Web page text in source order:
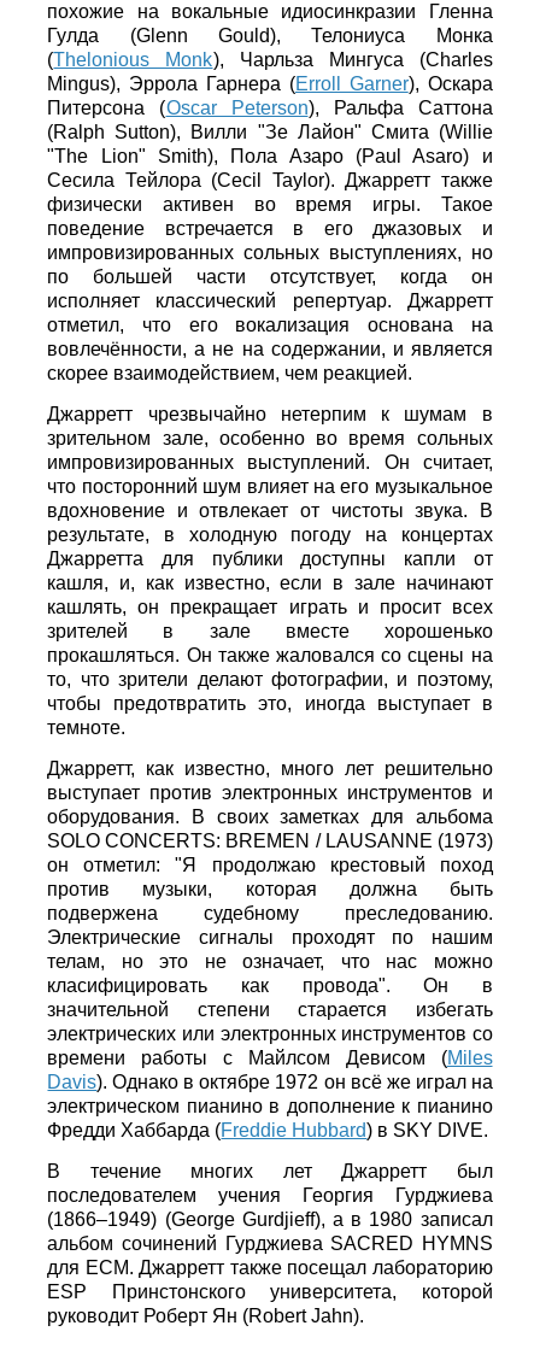
похожие на вокальные идиосинкразии Гленна
Гулда (Glenn Gould), Телониуса Монка
(Thelonious Monk), Чарльза Мингуса (Charles
Mingus), Эррола Гарнера (Erroll Garner), Оскара
Питерсона (Oscar Peterson), Ральфа Саттона
(Ralph Sutton), Вилли "Зе Лайон" Смита (Willie
"The Lion" Smith), Пола Азаро (Paul Asaro) и
Сесила Тейлора (Cecil Taylor). Джарретт также
физически активен во время игры. Такое
поведение встречается в его джазовых и
импровизированных сольных выступлениях, но
по большей части отсутствует, когда он
исполняет классический репертуар. Джарретт
отметил, что его вокализация основана на
вовлечённости, а не на содержании, и является
скорее взаимодействием, чем реакцией.
Джарретт чрезвычайно нетерпим к шумам в
зрительном зале, особенно во время сольных
импровизированных выступлений. Он считает,
что посторонний шум влияет на его музыкальное
вдохновение и отвлекает от чистоты звука. В
результате, в холодную погоду на концертах
Джарретта для публики доступны капли от
кашля, и, как известно, если в зале начинают
кашлять, он прекращает играть и просит всех
зрителей в зале вместе хорошенько
прокашляться. Он также жаловался со сцены на
то, что зрители делают фотографии, и поэтому,
чтобы предотвратить это, иногда выступает в
темноте.
Джарретт, как известно, много лет решительно
выступает против электронных инструментов и
оборудования. В своих заметках для альбома
SOLO CONCERTS: BREMEN / LAUSANNE (1973)
он отметил: "Я продолжаю крестовый поход
против музыки, которая должна быть
подвержена судебному преследованию.
Электрические сигналы проходят по нашим
телам, но это не означает, что нас можно
класифицировать как провода". Он в
значительной степени старается избегать
электрических или электронных инструментов со
времени работы с Майлсом Девисом (Miles
Davis). Однако в октябре 1972 он всё же играл на
электрическом пианино в дополнение к пианино
Фредди Хаббарда (Freddie Hubbard) в SKY DIVE.
В течение многих лет Джарретт был
последователем учения Георгия Гурджиева
(1866–1949) (George Gurdjieff), а в 1980 записал
альбом сочинений Гурджиева SACRED HYMNS
для ECM. Джарретт также посещал лабораторию
ESP Принстонского университета, которой
руководит Роберт Ян (Robert Jahn).